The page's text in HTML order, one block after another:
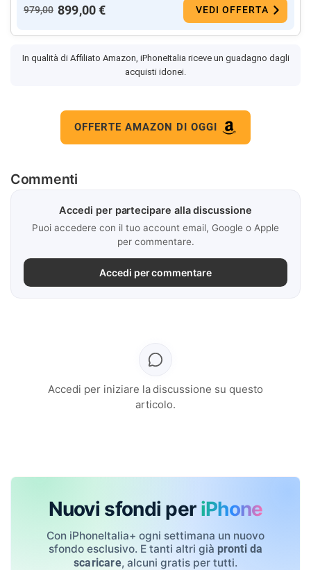
979,00 899,00 € VEDI OFFERTA
In qualità di Affiliato Amazon, iPhoneItalia riceve un guadagno dagli
acquisti idonei.
OFFERTE AMAZON DI OGGI
Commenti
Accedi per partecipare alla discussione
Puoi accedere con il tuo account email, Google o Apple
per commentare.
Accedi per commentare
Accedi per iniziare la discussione su questo
articolo.
Nuovi sfondi per iPhone
Con iPhoneItalia+ ogni settimana un nuovo
sfondo esclusivo. E tanti altri già pronti da
scaricare, alcuni gratis per tutti.